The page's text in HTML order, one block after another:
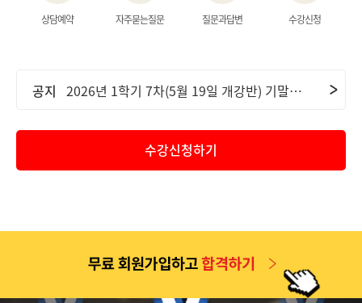
상담예약 자주묻는질문 질문과답변 수강신청
공지 2026년 2학기 1차(6월 9일 개강반) 중간고사 기간 안내 및 ..
공지 2026년 1학기 7차(5월 19일 개강반) 기말고사 기간 안내 및..
공지 2026년 9월 1일 개강반(2026년 2학기 4차 개강반) 보육교사..
공지 2026년 2학기 1차(6월 9일 개강반) 중간고사 기간 안내 및 ..
수강신청하기